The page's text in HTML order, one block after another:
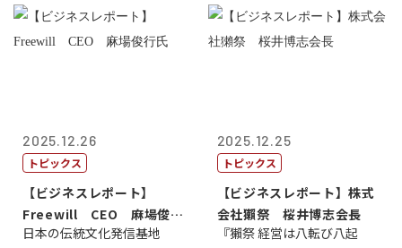
2025.12.26
トピックス
【ビジネスレポート】
Freewill CEO 麻場俊行
氏
日本の伝統文化発信基地
2025.12.25
トピックス
【ビジネスレポート】株式
会社獺祭 桜井博志会長
『獺祭 経営は八転び八起